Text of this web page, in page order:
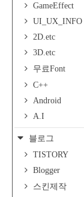
GameEffect
UI_UX_INFO
2D.etc
3D.etc
무료Font
C++
Android
A.I
블로그
TISTORY
Blogger
스킨제작